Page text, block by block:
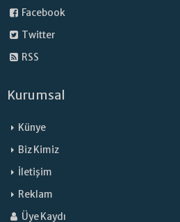
Facebook
Twitter
RSS
Kurumsal
Künye
Biz Kimiz
İletişim
Reklam
Üye Kaydı